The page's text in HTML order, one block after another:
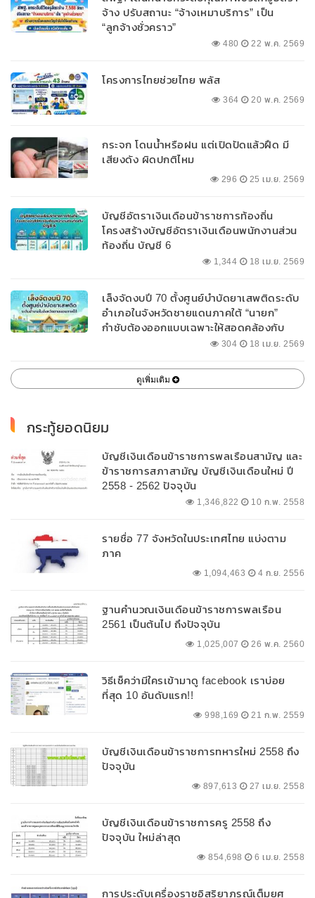
จ้าง ปรับสถานะ “จ้างเหมาบริการ” เป็น
“ลูกจ้างชั่วคราว”
480 22 พ.ค. 2569
โครงการไทยช่วยไทย พลัส
364 20 พ.ค. 2569
กระจก โดนน้ำหรือฝน แต่เปิดปัดแล้วฝืด มี
เสียงดัง ผิดปกติไหม
296 25 เม.ย. 2569
บัญชีอัตราเงินเดือนข้าราชการท้องถิ่น
โครงสร้างบัญชีอัตราเงินเดือนพนักงานส่วน
ท้องถิ่น บัญชี 6
1,344 18 เม.ย. 2569
เล็งจัดงบปี 70 ตั้งศูนย์บำบัดยาเสพติดระดับ
อำเภอในจังหวัดชายแดนภาคใต้ “นายก”
กำชับต้องออกแบบเฉพาะให้สอดคล้องกับ
304 18 เม.ย. 2569
ดูเพิ่มเติม
กระทู้ยอดนิยม
บัญชีเงินเดือนข้าราชการพลเรือนสามัญ และ
ข้าราชการสภาสามัญ บัญชีเงินเดือนใหม่ ปี
2558 - 2562 ปัจจุบัน
1,346,822 10 ก.พ. 2558
รายชื่อ 77 จังหวัดในประเทศไทย แบ่งตาม
ภาค
1,094,463 4 ก.ย. 2556
ฐานคำนวณเงินเดือนข้าราชการพลเรือน
2561 เป็นต้นไป ถึงปัจจุบัน
1,025,007 26 พ.ค. 2560
วิธีเช็คว่ามีใครเข้ามาดู facebook เราบ่อย
ที่สุด 10 อันดับแรก!!
998,169 21 ก.พ. 2559
บัญชีเงินเดือนข้าราชการทหารใหม่ 2558 ถึง
ปัจจุบัน
897,613 27 เม.ย. 2558
บัญชีเงินเดือนข้าราชการครู 2558 ถึง
ปัจจุบัน ใหม่ล่าสุด
854,698 6 เม.ย. 2558
การประดับเครื่องราชอิสริยาภรณ์เต็มยศ